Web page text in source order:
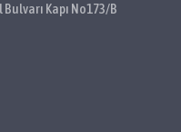
Kapı No173/B